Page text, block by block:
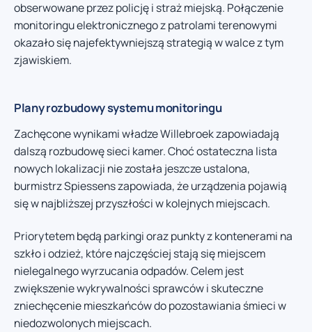
obserwowane przez policję i straż miejską. Połączenie
monitoringu elektronicznego z patrolami terenowymi
okazało się najefektywniejszą strategią w walce z tym
zjawiskiem.
Plany rozbudowy systemu monitoringu
Zachęcone wynikami władze Willebroek zapowiadają
dalszą rozbudowę sieci kamer. Choć ostateczna lista
nowych lokalizacji nie została jeszcze ustalona,
burmistrz Spiessens zapowiada, że urządzenia pojawią
się w najbliższej przyszłości w kolejnych miejscach.
Priorytetem będą parkingi oraz punkty z kontenerami na
szkło i odzież, które najczęściej stają się miejscem
nielegalnego wyrzucania odpadów. Celem jest
zwiększenie wykrywalności sprawców i skuteczne
zniechęcenie mieszkańców do pozostawiania śmieci w
niedozwolonych miejscach.